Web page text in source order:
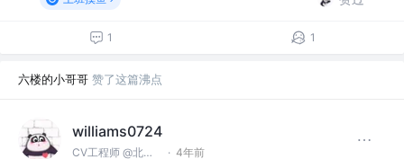
1 1
六楼的小哥哥 赞了这篇沸点
williams0724
CV工程师 @北京市摸鱼有限公司 · 4年前